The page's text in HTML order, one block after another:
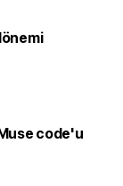
code'u